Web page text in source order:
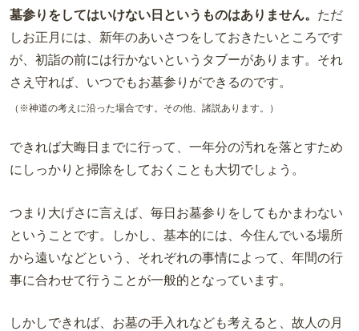
墓参りをしてはいけない日というものはありません。 ただ
しお正月には、新年のあいさつをしておきたいところです
が、 初詣の前には行かないというタブーがあります。それ
さえ守れば、いつでもお墓参りができるのです。
（※神道の考えに沿った場合です。その他、諸説あります。）
できれば大晦日までに行って、一年分の汚れを落とすため
にしっかりと掃除をしておくことも大切でしょう。
つまり大げさに言えば、毎日お墓参りをしてもかまわない
ということです。しかし、基本的には、今住んでいる場所
から遠いなどという、それぞれの事情によって、年間の行
事に合わせて行うことが一般的となっています。
しかしできれば、お墓の手入れなども考えると、故人の月